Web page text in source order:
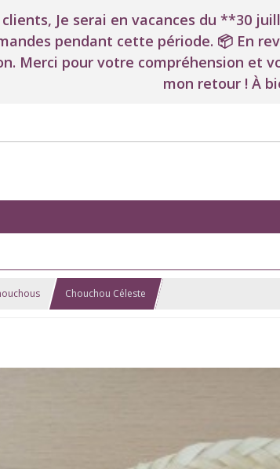
clients, Je serai en vacances du
pendant cette période. 📦 En
Merci pour votre compréhension et
mon retour ! À
Chouchou Céleste